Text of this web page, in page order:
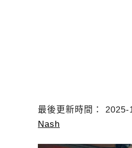
最後更新時間： 2025-
Nash